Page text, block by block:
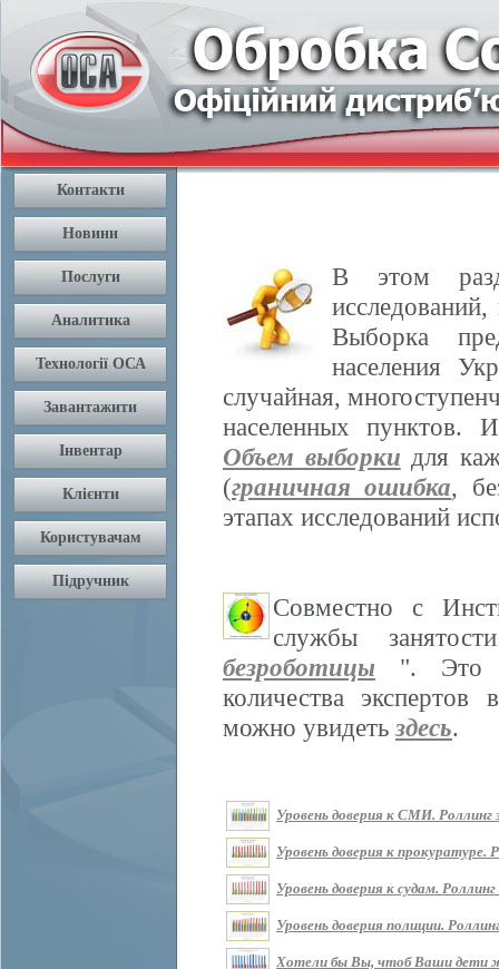
В этом
Выборка
населения
случайная,
населенных пунктов.
Объем выборки для
(граничная ошибка,
этапах исследований
Совместно с
службы
безроботицы ". Это
количества
можно увидетьздесь.
Уровень доверия к СМИ. Роллинг
Уровень доверия к прокуратуре.
Уровень доверия к судам.
Уровень доверия полиции.
Хотели бы Вы, чтоб Ваши дети